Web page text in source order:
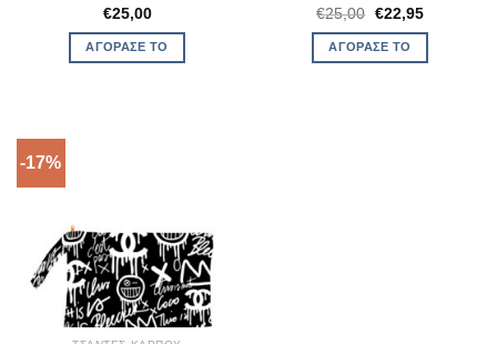
€25,00
ΑΓΌΡΑΣΈ ΤΟ
€25,00 Original
price
was:
€25,00.
€22,95Η
ΑΓΌΡΑΣΈ ΤΟ
-17%